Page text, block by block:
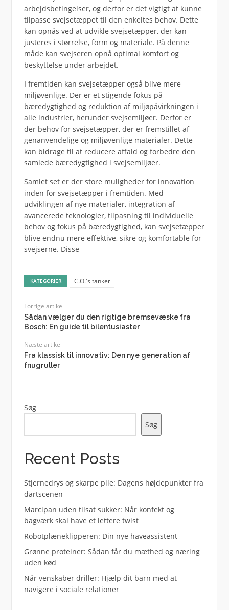
arbejdsbetingelser, og derfor er det vigtigt at kunne
tilpasse svejsetæppet til den enkeltes behov. Dette
kan opnås ved at udvikle svejsetæpper, der kan
justeres i størrelse, form og materiale. På denne
måde kan svejseren opnå optimal komfort og
beskyttelse under arbejdet.
I fremtiden kan svejsetæpper også blive mere
miljøvenlige. Der er et stigende fokus på
bæredygtighed og reduktion af miljøpåvirkningen i
alle industrier, herunder svejsemiljøer. Derfor er
der behov for svejsetæpper, der er fremstillet af
genanvendelige og miljøvenlige materialer. Dette
kan bidrage til at reducere affald og forbedre den
samlede bæredygtighed i svejsemiljøer.
Samlet set er der store muligheder for innovation
inden for svejsetæpper i fremtiden. Med
udviklingen af nye materialer, integration af
avancerede teknologier, tilpasning til individuelle
behov og fokus på bæredygtighed, kan svejsetæpper
blive endnu mere effektive, sikre og komfortable for
svejserne. Disse
KATEGORIER C.O.'s tanker
Forrige artikel
Sådan vælger du den rigtige bremsevæske fra
Bosch: En guide til bilentusiaster
Næste artikel
Fra klassisk til innovativ: Den nye generation af
fnugruller
Søg
Søg
Recent Posts
Stjernedrys og skarpe pile: Dagens højdepunkter fra
dartscenen
Marcipan uden tilsat sukker: Når konfekt og
bagværk skal have et lettere twist
Robotplæneklipperen: Din nye haveassistent
Grønne proteiner: Sådan får du mæthed og næring
uden kød
Når venskaber driller: Hjælp dit barn med at
navigere i sociale relationer